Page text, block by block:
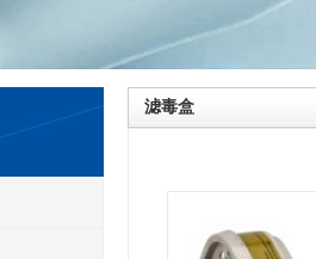
滤毒盒